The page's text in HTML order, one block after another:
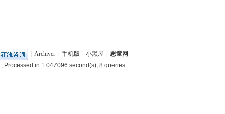
Archiver 手机版 小黑屋
思童网
, Processed in 1.047096 second(s), 8 queries .